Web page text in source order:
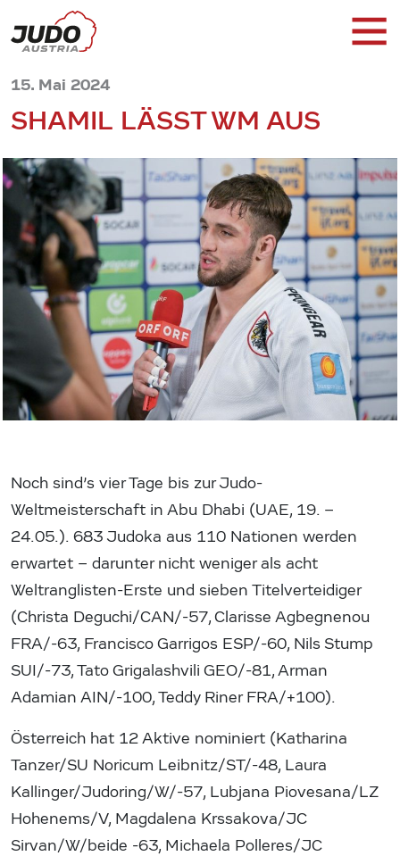
15. Mai 2024
SHAMIL LÄSST WM AUS
Noch sind’s vier Tage bis zur Judo-
Weltmeisterschaft in Abu Dhabi (UAE, 19. –
24.05.). 683 Judoka aus 110 Nationen werden
erwartet – darunter nicht weniger als acht
Weltranglisten-Erste und sieben Titelverteidiger
(Christa Deguchi/CAN/-57, Clarisse Agbegnenou
FRA/-63, Francisco Garrigos ESP/-60, Nils Stump
SUI/-73, Tato Grigalashvili GEO/-81, Arman
Adamian AIN/-100, Teddy Riner FRA/+100).
Österreich hat 12 Aktive nominiert (Katharina
Tanzer/SU Noricum Leibnitz/ST/-48, Laura
Kallinger/Judoring/W/-57, Lubjana Piovesana/LZ
Hohenems/V, Magdalena Krssakova/JC
Sirvan/W/beide -63, Michaela Polleres/JC